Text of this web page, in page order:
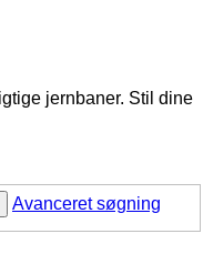
jernbaner. Stil dine
Avanceret søgning